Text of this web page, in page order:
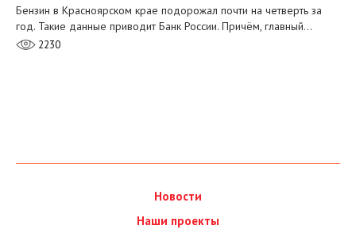
Бензин в Красноярском крае подорожал почти на четверть за
год. Такие данные приводит Банк России. Причём, главный…
2230
Новости
Наши проекты